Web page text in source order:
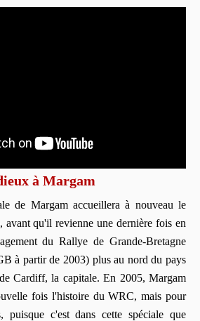
à Margam
de Margam accueillera à nouveau le
qu'il revienne une dernière fois en
du Rallye de Grande-Bretagne
à partir de 2003) plus au nord du pays
Cardiff, la capitale. En 2005, Margam
fois l'histoire du WRC, mais pour
puisque c'est dans cette spéciale que